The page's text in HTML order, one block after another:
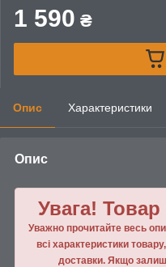
1 590 ₴
Опис Характеристики
Опис
Увага!
Уважно прочитайте весь
всі характеристики
доставки. Якщо